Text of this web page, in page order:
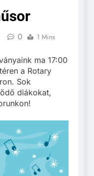
0 1 Mins
ma 17:00
a Rotary
Sok
diákokat,